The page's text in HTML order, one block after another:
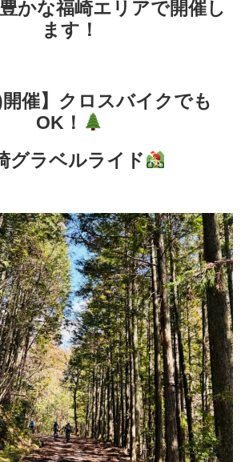
かな福崎エリアで開催し
ます！
開催】クロスバイクでも
OK！
グラベルライド